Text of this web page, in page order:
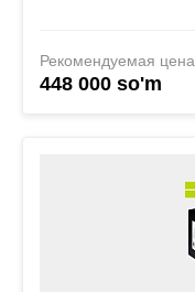
Рекомендуемая цена
448 000 so'm